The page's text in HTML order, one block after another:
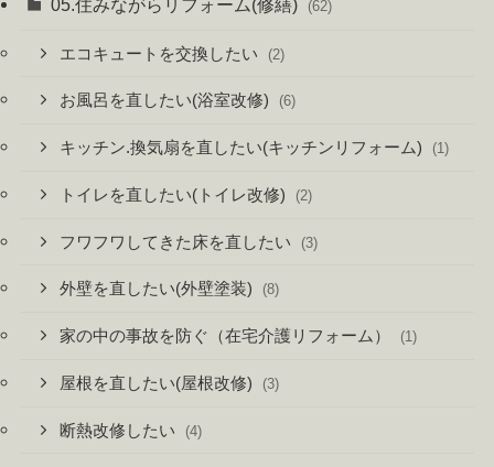
05.住みながらリフォーム(修繕) (62)
エコキュートを交換したい (2)
お風呂を直したい(浴室改修) (6)
キッチン.換気扇を直したい(キッチンリフォーム) (1)
トイレを直したい(トイレ改修) (2)
フワフワしてきた床を直したい (3)
外壁を直したい(外壁塗装) (8)
家の中の事故を防ぐ（在宅介護リフォーム） (1)
屋根を直したい(屋根改修) (3)
断熱改修したい (4)